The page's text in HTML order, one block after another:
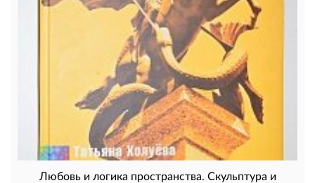
Любовь и логика пространства. Скульптура и